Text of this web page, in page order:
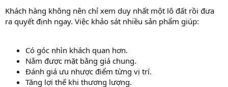
Khách hàng không nên chỉ xem duy nhất một lô đất rồi đưa
ra quyết định ngay. Việc khảo sát nhiều sản phẩm giúp:
Có góc nhìn khách quan hơn.
Nắm được mặt bằng giá chung.
Đánh giá ưu nhược điểm từng vị trí.
Tăng lợi thế khi thương lượng.